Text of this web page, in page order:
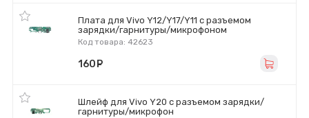
Плата для Vivo Y12/Y17/Y11 с разъемом
зарядки/гарнитуры/микрофоном
Код товара: 42623
160
Шлейф для Vivo Y20 с разъемом зарядки/
гарнитуры/микрофон